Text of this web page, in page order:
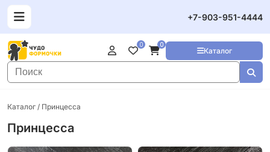
+7-903-951-4444
Каталог
0 0
Каталог / Принцесса
Принцесса